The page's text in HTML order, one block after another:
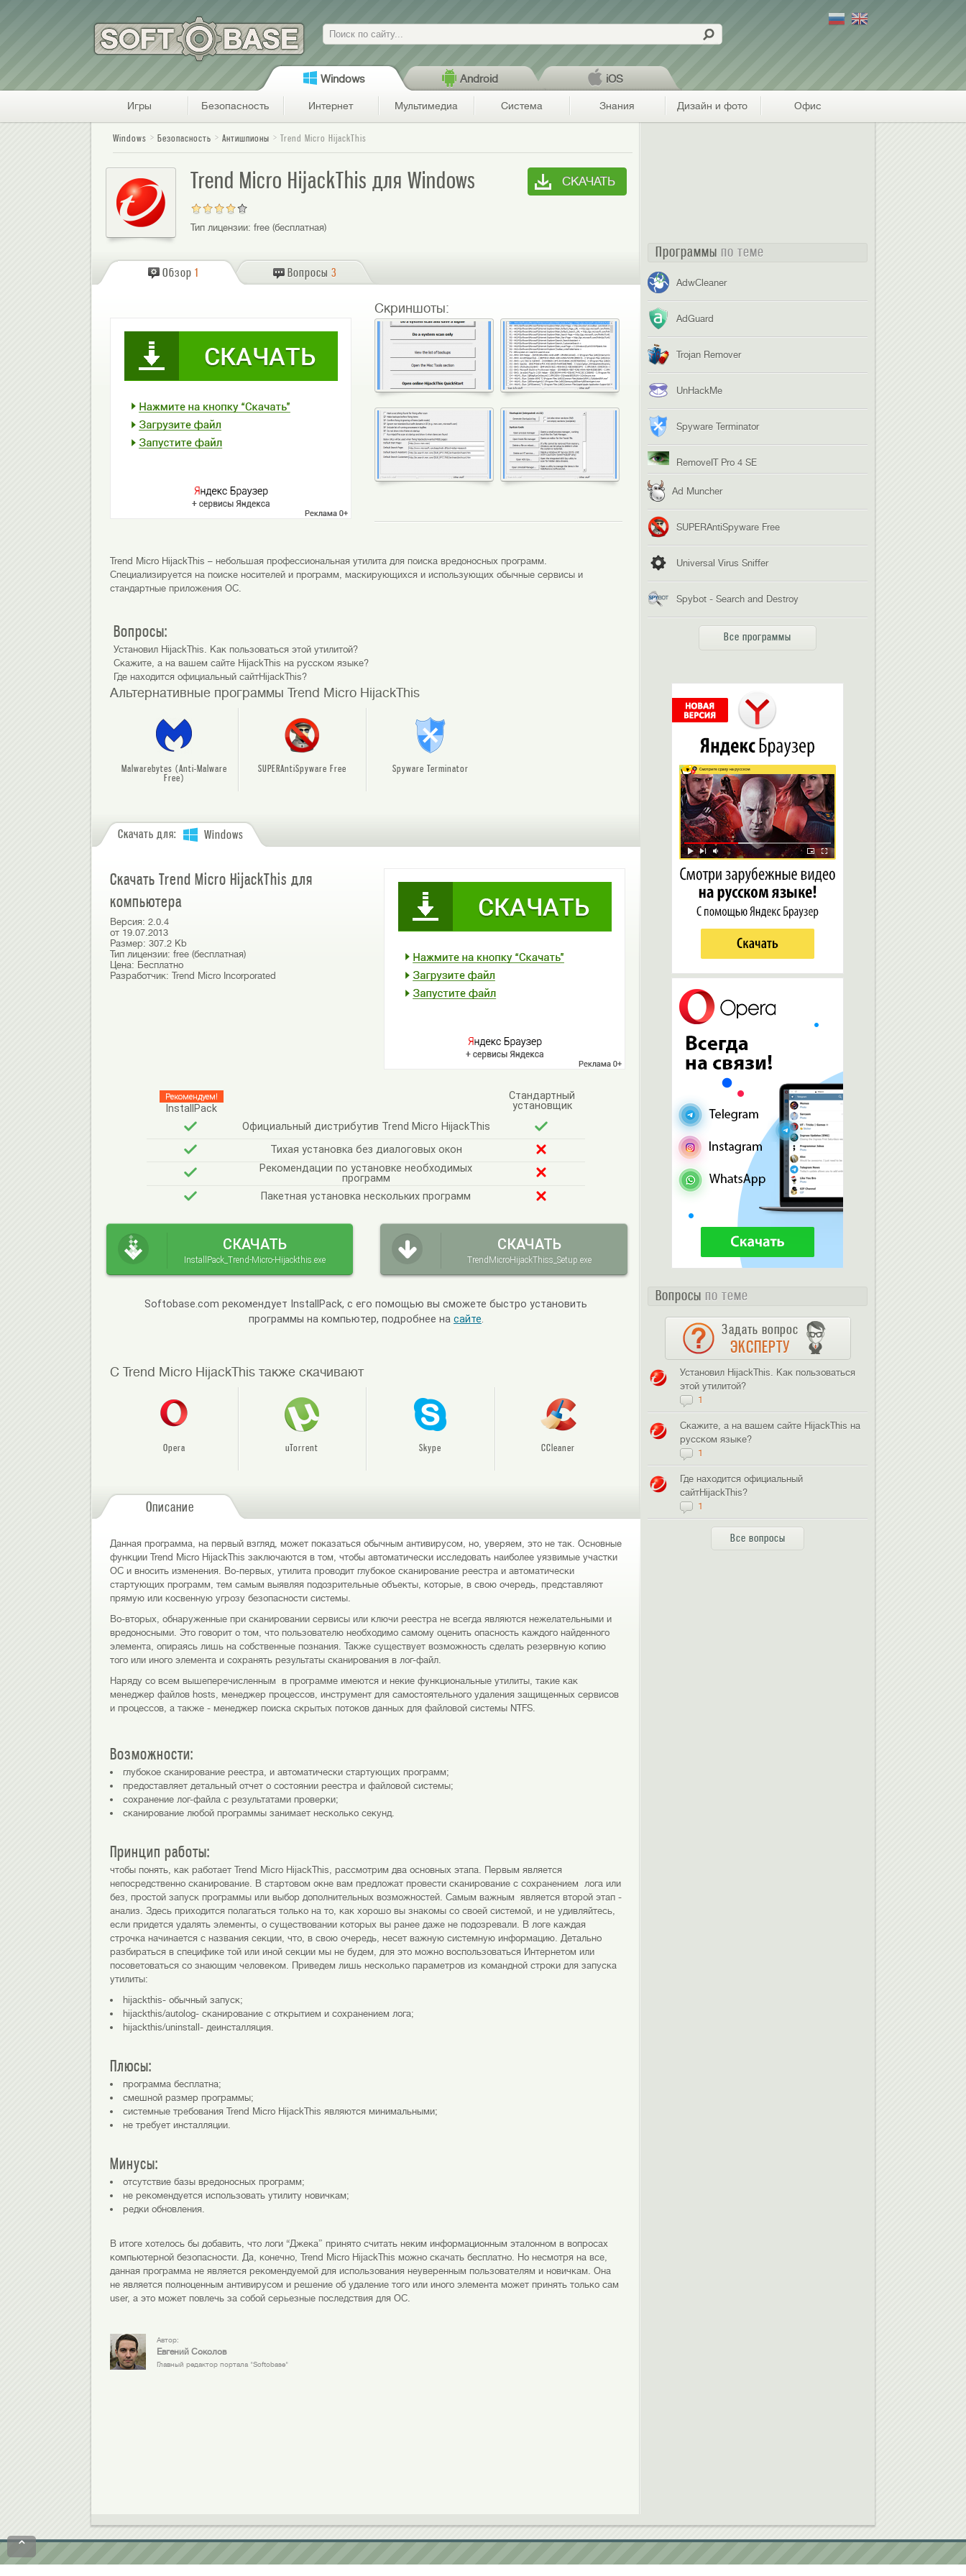
Поиск
Windows Android iOS
Игры Безопасность Интернет Мультимедиа Система Знания Дизайн и фото Офис
Windows Безопасность Антишпионы Trend Micro HijackThis
Trend Micro HijackThis для Windows СКАЧАТЬ
Тип лицензии: free (бесплатная)
Обзор 1 Вопросы 3
Скриншоты:
Trend Micro HijackThis – небольшая профессиональная утилита для поиска вредоносных программ.
Специализируется на поиске носителей и программ, маскирующихся и использующих обычные сервисы и
стандартные приложения ОС.
Вопросы:
Установил HijackThis. Как пользоваться этой утилитой?
Скажите, а на вашем сайте HijackThis на русском языке?
Где находится официальный сайтHijackThis?
Альтернативные программы Trend Micro HijackThis
Malwarebytes (Anti-Malware
Free)
SUPERAntiSpyware Free Spyware Terminator
Скачать для: Windows
Скачать Trend Micro HijackThis для
компьютера
Версия: 2.0.4
от 19.07.2013
Размер: 307.2 Kb
Тип лицензии: free (бесплатная)
Цена: Бесплатно
Разработчик: Trend Micro Incorporated
Рекомендуем!
InstallPack
Стандартный
установщик
Официальный дистрибутив Trend Micro HijackThis
Тихая установка без диалоговых окон
Рекомендации по установке необходимых
программ
Пакетная установка нескольких программ
СКАЧАТЬ
InstallPack_Trend-Micro-Hijackthis.exe
СКАЧАТЬ
TrendMicroHijackThiss_Setup.exe
Softobase.com рекомендует InstallPack, с его помощью вы сможете быстро установить
программы на компьютер, подробнее на сайте.
С Trend Micro HijackThis также скачивают
Opera uTorrent Skype CCleaner
Описание
Данная программа, на первый взгляд, может показаться обычным антивирусом, но, уверяем, это не так. Основные
функции Trend Micro HijackThis заключаются в том, чтобы автоматически исследовать наиболее уязвимые участки
ОС и вносить изменения. Во-первых, утилита проводит глубокое сканирование реестра и автоматически
стартующих программ, тем самым выявляя подозрительные объекты, которые, в свою очередь, представляют
прямую или косвенную угрозу безопасности системы.
Во-вторых, обнаруженные при сканировании сервисы или ключи реестра не всегда являются нежелательными и
вредоносными. Это говорит о том, что пользователю необходимо самому оценить опасность каждого найденного
элемента, опираясь лишь на собственные познания. Также существует возможность сделать резервную копию
того или иного элемента и сохранять результаты сканирования в лог-файл.
Наряду со всем вышеперечисленным в программе имеются и некие функциональные утилиты, такие как
менеджер файлов hosts, менеджер процессов, инструмент для самостоятельного удаления защищенных сервисов
и процессов, а также - менеджер поиска скрытых потоков данных для файловой системы NTFS.
Возможности:
глубокое сканирование реестра, и автоматически стартующих программ;
предоставляет детальный отчет о состоянии реестра и файловой системы;
сохранение лог-файла с результатами проверки;
сканирование любой программы занимает несколько секунд.
Принцип работы:
чтобы понять, как работает Trend Micro HijackThis, рассмотрим два основных этапа. Первым является
непосредственно сканирование. В стартовом окне вам предложат провести сканирование с сохранением лога или
без, простой запуск программы или выбор дополнительных возможностей. Самым важным является второй этап -
анализ. Здесь приходится полагаться только на то, как хорошо вы знакомы со своей системой, и не удивляйтесь,
если придется удалять элементы, о существовании которых вы ранее даже не подозревали. В логе каждая
строчка начинается с названия секции, что, в свою очередь, несет важную системную информацию. Детально
разбираться в специфике той или иной секции мы не будем, для это можно воспользоваться Интернетом или
посоветоваться со знающим человеком. Приведем лишь несколько параметров из командной строки для запуска
утилиты:
hijackthis- обычный запуск;
hijackthis/autolog- сканирование с открытием и сохранением лога;
hijackthis/uninstall- деинсталляция.
Плюсы:
программа бесплатна;
смешной размер программы;
системные требования Trend Micro HijackThis являются минимальными;
не требует инсталляции.
Минусы:
отсутствие базы вредоносных программ;
не рекомендуется использовать утилиту новичкам;
редки обновления.
В итоге хотелось бы добавить, что логи “Джека” принято считать неким информационным эталонном в вопросах
компьютерной безопасности. Да, конечно, Trend Micro HijackThis можно скачать бесплатно. Но несмотря на все,
данная программа не является рекомендуемой для использования неуверенным пользователям и новичкам. Она
не является полноценным антивирусом и решение об удаление того или иного элемента может принять только сам
user, а это может повлечь за собой серьезные последствия для ОС.
Автор:
Евгений Соколов
Главный редактор портала "Softobase"
Программы по теме
AdwCleaner
AdGuard
Trojan Remover
UnHackMe
Spyware Terminator
RemoveIT Pro 4 SE
Ad Muncher
SUPERAntiSpyware Free
Universal Virus Sniffer
Spybot - Search and Destroy
Все программы
Вопросы по теме
Задать вопрос
ЭКСПЕРТУ
Установил HijackThis. Как пользоваться
этой утилитой?
1
Скажите, а на вашем сайте HijackThis на
русском языке?
1
Где находится официальный
сайтHijackThis?
1
Все вопросы
⌃